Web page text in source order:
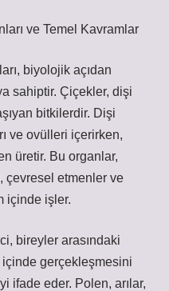
ve Temel Kavramlar
biyolojik açıdan
sahiptir. Çiçekler, dişi
bitkilerdir. Dişi
ve ovülleri içerirken,
üretir. Bu organlar,
çevresel etmenler ve
içinde işler.
bireyler arasındaki
gerçekleşmesini
ifade eder. Polen, arılar,